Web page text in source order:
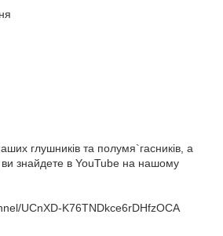
глушників та полумя`гаcників, а
ви знайдете в YouTube на нашому
UCnXD-K76TNDkce6rDHfzOCA